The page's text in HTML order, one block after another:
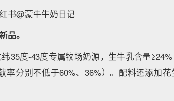
书@蒙牛牛奶日记
品。
35度-43度专属牧场奶源，生牛乳含量
率分别不低于60%、36%）。配料还添加